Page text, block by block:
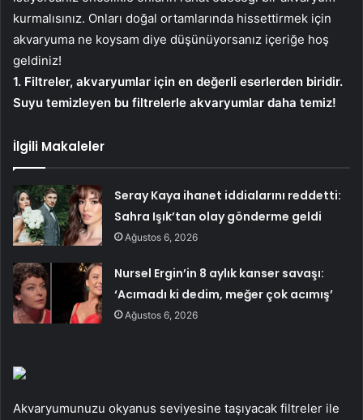
kurmalısınız. Onları doğal ortamlarında hissettirmek için
akvaryuma ne koysam diye düşünüyorsanız içeriğe hoş
geldiniz!
1. Filtreler, akvaryumlar için en değerli eserlerden biridir.
Suyu temizleyen bu filtrelerle akvaryumlar daha temiz!
İlgili Makaleler
Seray Kaya ihanet iddialarını reddetti:
Sahra Işık’tan olay gönderme geldi
Ağustos 6, 2026
Nursel Ergin’in 8 aylık kanser savaşı:
‘Acımadı ki dedim, meğer çok acımış’
Ağustos 6, 2026
Akvaryumunuzu okyanus seviyesine taşıyacak filtreler ile